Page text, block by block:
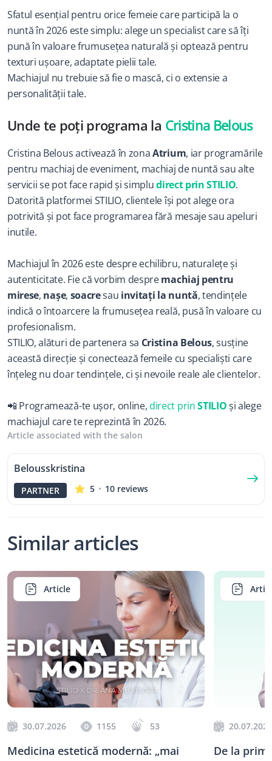
Sfatul esențial pentru orice femeie care participă la o
nuntă în 2026 este simplu: alege un specialist care să îți
pună în valoare frumusețea naturală și optează pentru
texturi ușoare, adaptate pielii tale.
Machiajul nu trebuie să fie o mască, ci o extensie a
personalității tale.
Unde te poți programa la Cristina Belous
Cristina Belous activează în zona Atrium, iar programările
pentru machiaj de eveniment, machiaj de nuntă sau alte
servicii se pot face rapid și simplu direct prin STILIO.
Datorită platformei STILIO, clientele își pot alege ora
potrivită și pot face programarea fără mesaje sau apeluri
inutile.
Machiajul în 2026 este despre echilibru, naturalețe și
autenticitate. Fie că vorbim despre machiaj pentru
mirese, nașe, soacre sau invitați la nuntă, tendințele
indică o întoarcere la frumusețea reală, pusă în valoare cu
profesionalism.
STILIO, alături de partenera sa Cristina Belous, susține
această direcție și conectează femeile cu specialiști care
înțeleg nu doar tendințele, ci și nevoile reale ale clientelor.
📲 Programează-te ușor, online, direct prin STILIO și alege
machiajul care te reprezintă în 2026.
Article associated with the salon
Belousskristina
PARTNER 5 10 reviews
Similar articles
Article
30.07.2026 1155 53
Medicina estetică modernă: „mai
20.07.2026
De la